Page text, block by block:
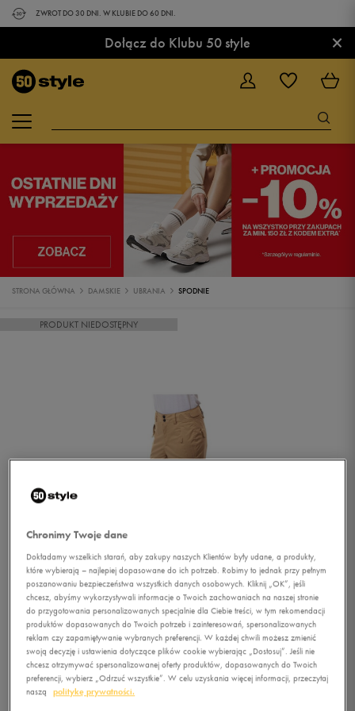
ZWROT DO 30 DNI. W KLUBIE DO 60 DNI.
Dołącz do Klubu 50 style ×
STRONA GŁÓWNA DAMSKIE UBRANIA SPODNIE
PRODUKT NIEDOSTĘPNY
Chronimy Twoje dane
Dokładamy wszelkich starań, aby zakupy naszych Klientów były udane, a produkty,
które wybierają – najlepiej dopasowane do ich potrzeb. Robimy to jednak przy pełnym
poszanowaniu bezpieczeństwa wszystkich danych osobowych. Kliknij „OK”, jeśli
chcesz, abyśmy wykorzystywali informacje o Twoich zachowaniach na naszej stronie
do przygotowania personalizowanych specjalnie dla Ciebie treści, w tym rekomendacji
produktów dopasowanych do Twoich potrzeb i zainteresowań, spersonalizowanych
reklam czy zapamiętywanie wybranych preferencji. W każdej chwili możesz zmienić
swoją decyzję i ustawienia dotyczące plików cookie wybierając „Dostosuj”. Jeśli nie
chcesz otrzymywać spersonalizowanej oferty produktów, dopasowanych do Twoich
preferencji, wybierz „Odrzuć wszystkie”. W celu uzyskania więcej informacji, przeczytaj
naszą
politykę prywatności.